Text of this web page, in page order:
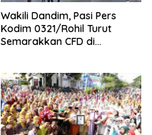
Wakili Dandim, Pasi Pers
Kodim 0321/Rohil Turut
Semarakkan CFD di